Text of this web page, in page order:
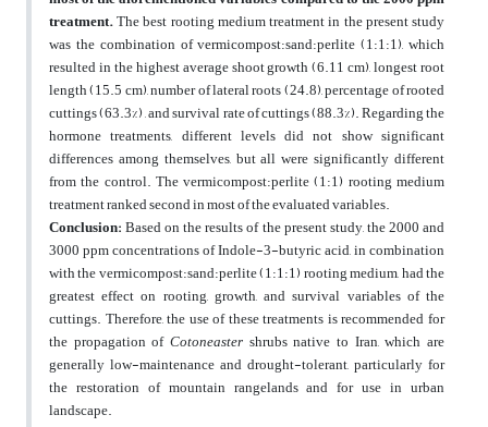
treatment.The best rooting medium treatment in the present study
was the combination of vermicompost:sand:perlite (1:1:1), which
resulted in the highest average shoot growth (6.11 cm), longest root
length (15.5 cm), number of lateral roots (24.8), percentage of rooted
cuttings (63.3%) , and survival rate of cuttings (88.3%). Regarding the
hormone treatments, different levels did not show significant
differences among themselves, but all were significantly different
from the control. The vermicompost:perlite (1:1) rooting medium
treatment ranked second in most of the evaluated variables.
Conclusion:Based on the results of the present study, the 2000 and
3000 ppm concentrations of Indole-3-butyric acid, in combination
with the vermicompost:sand:perlite (1:1:1) rooting medium, had the
greatest effect on rooting, growth, and survival variables of the
cuttings. Therefore, the use of these treatments is recommended for
the propagation ofCotoneaster shrubs native to Iran, which are
generally low-maintenance and drought-tolerant, particularly for
the restoration of mountain rangelands and for use in urban
landscape.